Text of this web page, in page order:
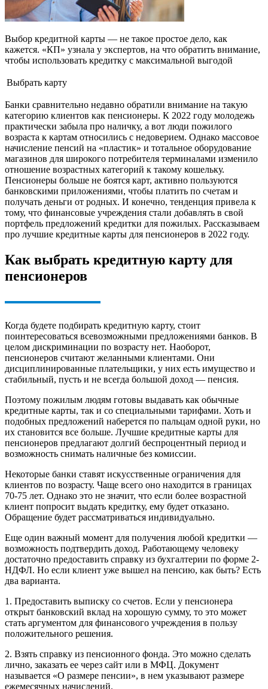
Выбор кредитной карты — не такое простое дело, как
кажется. «КП» узнала у экспертов, на что обратить внимание,
чтобы использовать кредитку с максимальной выгодой
Выбрать карту
Банки сравнительно недавно обратили внимание на такую
категорию клиентов как пенсионеры. К 2022 году молодежь
практически забыла про наличку, а вот люди пожилого
возраста к картам относились с недоверием. Однако массовое
начисление пенсий на «пластик» и тотальное оборудование
магазинов для широкого потребителя терминалами изменило
отношение возрастных категорий к такому кошельку.
Пенсионеры больше не боятся карт, активно пользуются
банковскими приложениями, чтобы платить по счетам и
получать деньги от родных. И конечно, тенденция привела к
тому, что финансовые учреждения стали добавлять в свой
портфель предложений кредитки для пожилых. Рассказываем
про лучшие кредитные карты для пенсионеров в 2022 году.
Как выбрать кредитную карту для
пенсионеров
Когда будете подбирать кредитную карту, стоит
поинтересоваться всевозможными предложениями банков. В
целом дискриминации по возрасту нет. Наоборот,
пенсионеров считают желанными клиентами. Они
дисциплинированные плательщики, у них есть имущество и
стабильный, пусть и не всегда большой доход — пенсия.
Поэтому пожилым людям готовы выдавать как обычные
кредитные карты, так и со специальными тарифами. Хоть и
подобных предложений наберется по пальцам одной руки, но
их становится все больше. Лучшие кредитные карты для
пенсионеров предлагают долгий беспроцентный период и
возможность снимать наличные без комиссии.
Некоторые банки ставят искусственные ограничения для
клиентов по возрасту. Чаще всего оно находится в границах
70-75 лет. Однако это не значит, что если более возрастной
клиент попросит выдать кредитку, ему будет отказано.
Обращение будет рассматриваться индивидуально.
Еще один важный момент для получения любой кредитки —
возможность подтвердить доход. Работающему человеку
достаточно предоставить справку из бухгалтерии по форме 2-
НДФЛ. Но если клиент уже вышел на пенсию, как быть? Есть
два варианта.
1. Предоставить выписку со счетов. Если у пенсионера
открыт банковский вклад на хорошую сумму, то это может
стать аргументом для финансового учреждения в пользу
положительного решения.
2. Взять справку из пенсионного фонда. Это можно сделать
лично, заказать ее через сайт или в МФЦ. Документ
называется «О размере пенсии», в нем указывают размере
ежемесячных начислений.